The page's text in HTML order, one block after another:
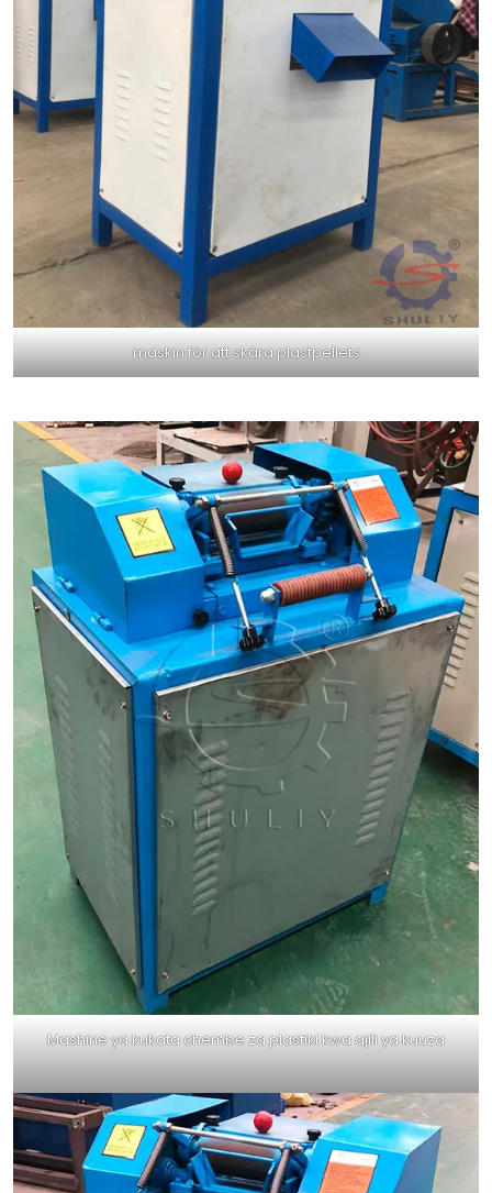
maskin för att skära plastpellets
Mashine ya kukata chembe za plastiki kwa ajili ya kuuza